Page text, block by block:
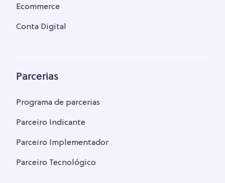
Ecommerce
Conta Digital
Parcerias
Programa de parcerias
Parceiro Indicante
Parceiro Implementador
Parceiro Tecnológico